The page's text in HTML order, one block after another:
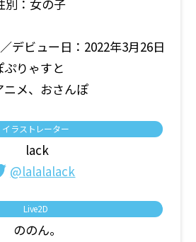
別：女の子
デビュー日：2022年3月26日
りゃすと
メ、おさんぽ
イラストレーター
lack
@lalalalack
Live2D
ののん。